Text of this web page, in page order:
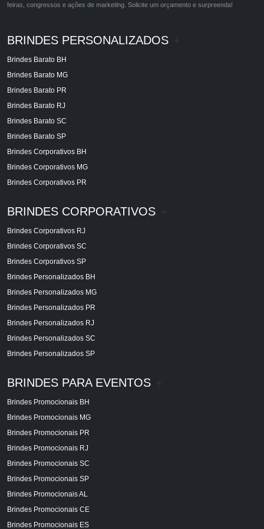
feiras, congressos e ações de marketing. Solicite um orçamento e surpreenda!
BRINDES PERSONALIZADOS
Brindes Barato BH
Brindes Barato MG
Brindes Barato PR
Brindes Barato RJ
Brindes Barato SC
Brindes Barato SP
Brindes Corporativos BH
Brindes Corporativos MG
Brindes Corporativos PR
BRINDES CORPORATIVOS
Brindes Corporativos RJ
Brindes Corporativos SC
Brindes Corporativos SP
Brindes Personalizados BH
Brindes Personalizados MG
Brindes Personalizados PR
Brindes Personalizados RJ
Brindes Personalizados SC
Brindes Personalizados SP
BRINDES PARA EVENTOS
Brindes Promocionais BH
Brindes Promocionais MG
Brindes Promocionais PR
Brindes Promocionais RJ
Brindes Promocionais SC
Brindes Promocionais SP
Brindes Promocionais AL
Brindes Promocionais CE
Brindes Promocionais ES